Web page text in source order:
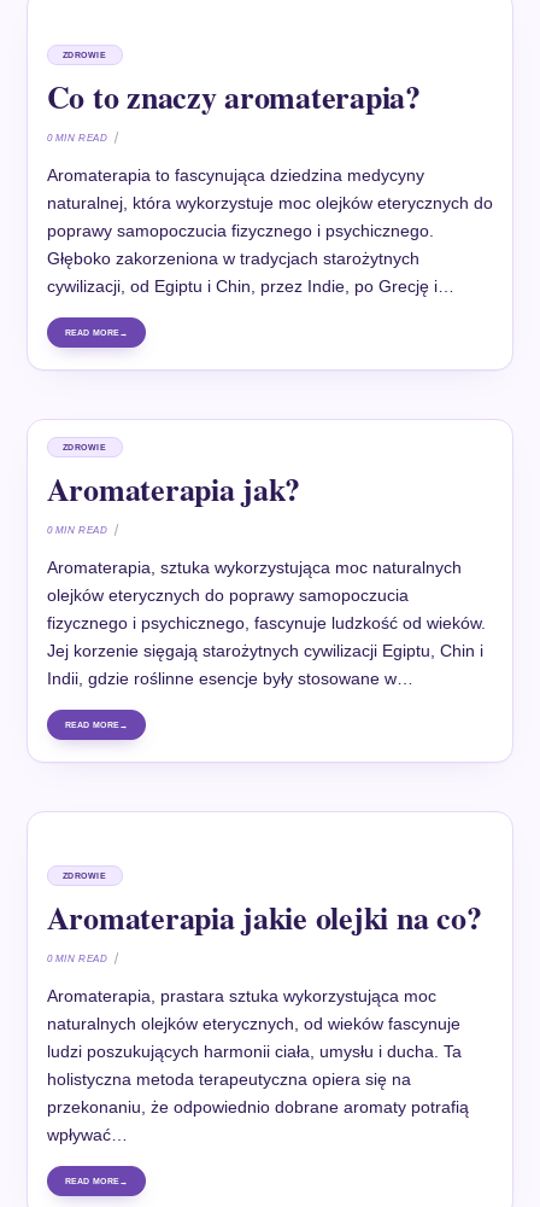
ZDROWIE
Co to znaczy aromaterapia?
0 MIN READ
Aromaterapia to fascynująca dziedzina medycyny
naturalnej, która wykorzystuje moc olejków eterycznych do
poprawy samopoczucia fizycznego i psychicznego.
Głęboko zakorzeniona w tradycjach starożytnych
cywilizacji, od Egiptu i Chin, przez Indie, po Grecję i…
READ MORE
ZDROWIE
Aromaterapia jak?
0 MIN READ
Aromaterapia, sztuka wykorzystująca moc naturalnych
olejków eterycznych do poprawy samopoczucia
fizycznego i psychicznego, fascynuje ludzkość od wieków.
Jej korzenie sięgają starożytnych cywilizacji Egiptu, Chin i
Indii, gdzie roślinne esencje były stosowane w…
READ MORE
ZDROWIE
Aromaterapia jakie olejki na co?
0 MIN READ
Aromaterapia, prastara sztuka wykorzystująca moc
naturalnych olejków eterycznych, od wieków fascynuje
ludzi poszukujących harmonii ciała, umysłu i ducha. Ta
holistyczna metoda terapeutyczna opiera się na
przekonaniu, że odpowiednio dobrane aromaty potrafią
wpływać…
READ MORE